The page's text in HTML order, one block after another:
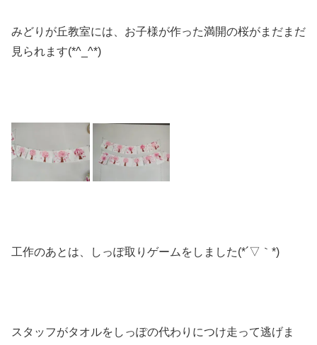
みどりが丘教室には、お子様が作った満開の桜がまだまだ
見られます(*^_^*)
工作のあとは、しっぽ取りゲームをしました(*´▽｀*)
スタッフがタオルをしっぽの代わりにつけ走って逃げま